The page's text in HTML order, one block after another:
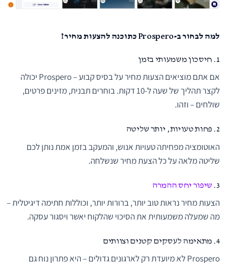
למה לבחור ב-Prospero כתוכנה להצעות מחיר?
1. חיסכון משמעותי בזמן
אם אתם מוציאים הצעות מחיר על בסיס קבוע – Prospero יכולה
לקצר תהליך של שעה ל-10 דקות. בוחרים תבנית, מזינים פרטים,
שולחים – וזהו.
2. פחות טעויות, יותר שליטה
האוטומציה מפחיתה טעויות אנוש, והמעקב בזמן אמת נותן לכם
שליטה מלאה על כל הצעת מחיר שנשלחה.
3. שיפור יחס ההמרה
הצעות מחיר נראות טוב יותר, ברורות יותר, וכוללות חתימה דיגיטלית –
מה שמעלה משמעותית את הסיכוי שהלקוח יאשר ויסגור עסקה.
4. מתאימה לעסקים קטנים וצוותים
Prospero לא מיועדת רק לארגונים גדולים – היא פתרון נוח גם